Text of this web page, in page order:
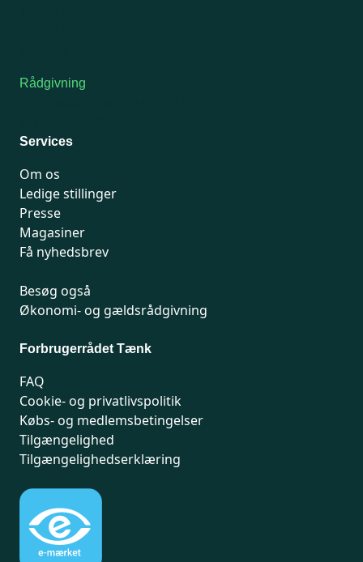
Rådgivning
Services
Om os
Ledige stillinger
Presse
Magasiner
Få nyhedsbrev
Besøg også
Økonomi- og gældsrådgivning
Forbrugerrådet Tænk
FAQ
Cookie- og privatlivspolitik
Købs- og medlemsbetingelser
Tilgængelighed
Tilgængelighedserklæring